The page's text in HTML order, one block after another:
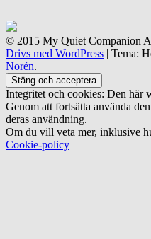
© 2015 My Quiet Companion
Drivs med WordPress | Tema:
Norén.
Integritet och cookies: Den här
Genom att fortsätta använda
deras användning.
Om du vill veta mer, inklusive
Cookie-policy